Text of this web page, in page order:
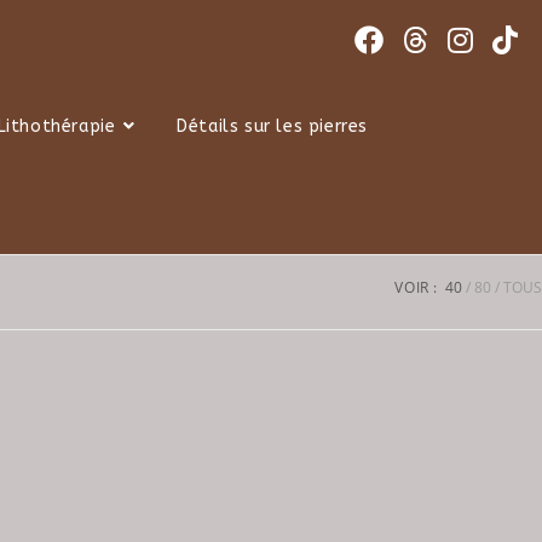
Lithothérapie Détails sur les pierres
VOIR : 40 80 TOUS